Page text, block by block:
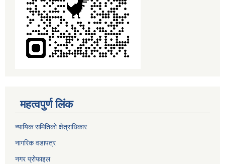
महत्वपुर्ण लिंक
न्यायिक समितिको क्षेत्राधिकार
नागरिक वडापत्र
नगर प्रोफाइल